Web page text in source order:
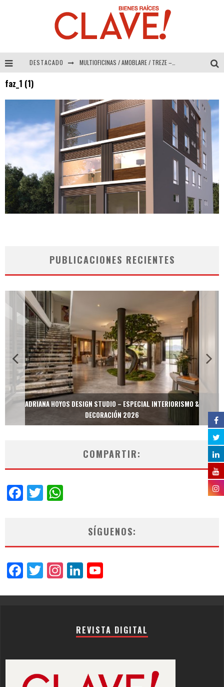
DESTACADO MULTIOFICINAS / AMOBLARE / TREZE – Especial Interiorismo & Decoración 2026
COLINEAL – Especial Interiorismo & Decoración 2026
ADRIANA HOYOS DESIGN STUDIO – Especial Interiorismo & Decoración 2026
faz_1 (1)
PUBLICACIONES RECIENTES
ADRIANA HOYOS DESIGN STUDIO – ESPECIAL INTERIORISMO &
DECORACIÓN 2026
COMPARTIR:
Facebook
Twitter
SÍGUENOS:
Facebook
Twitter
Instagram
LinkedIn
REVISTA DIGITAL